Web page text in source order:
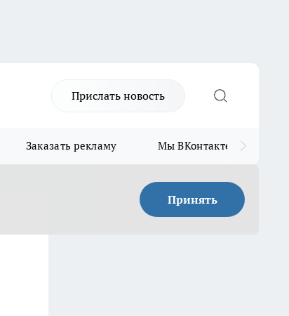
Прислать новость
Заказать рекламу Мы ВКонтакте
Принять